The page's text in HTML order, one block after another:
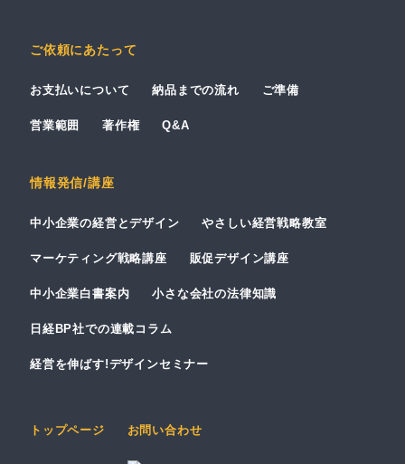
ご依頼にあたって
お支払いについて 納品までの流れ ご準備
営業範囲 著作権 Q&A
情報発信/講座
中小企業の経営とデザイン やさしい経営戦略教室
マーケティング戦略講座 販促デザイン講座
中小企業白書案内 小さな会社の法律知識
日経BP社での連載コラム
経営を伸ばす!デザインセミナー
トップページ お問い合わせ